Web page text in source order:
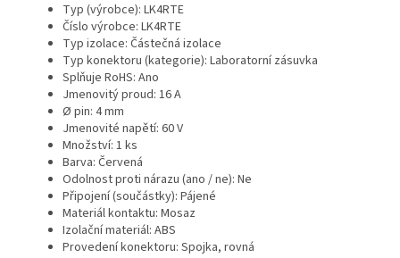
Typ (výrobce): LK4RTE
Číslo výrobce: LK4RTE
Typ izolace: Částečná izolace
Typ konektoru (kategorie): Laboratorní zásuvka
Splňuje RoHS: Ano
Jmenovitý proud: 16 A
Ø pin: 4 mm
Jmenovité napětí: 60 V
Množství: 1 ks
Barva: Červená
Odolnost proti nárazu (ano / ne): Ne
Připojení (součástky): Pájené
Materiál kontaktu: Mosaz
Izolační materiál: ABS
Provedení konektoru: Spojka, rovná